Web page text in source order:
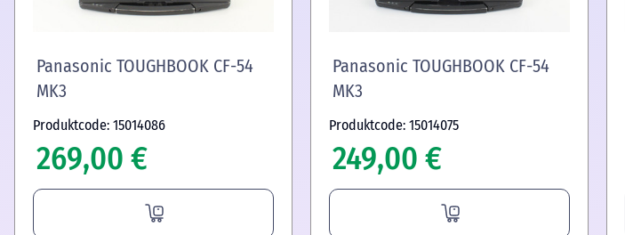
Panasonic TOUGHBOOK CF-54
MK3
Produktcode: 15014086
269,00 €
Panasonic TOUGHBOOK CF-54
MK3
Produktcode: 15014075
249,00 €